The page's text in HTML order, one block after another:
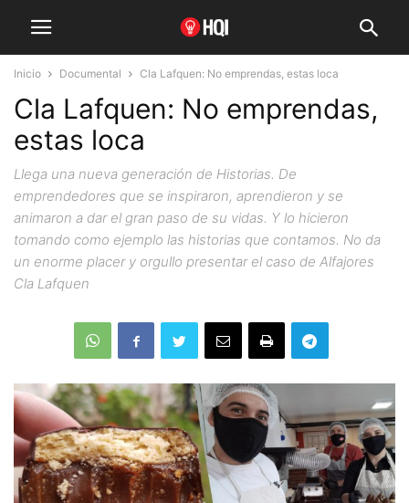
Inicio Documental Cla Lafquen: No emprendas, estas loca
Cla Lafquen: No emprendas,
estas loca
Llega una nueva generación de Historias. De
emprendedores que se inspiraron, aprendieron y se
animaron a dar el gran paso de su vidas. Y lo hicieron
tomando como ejemplo las historias que contamos. No da
un enorme placer y orgullo presentar el caso de Alfajores
Cla Lafquen